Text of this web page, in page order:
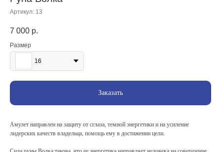
Артикул: 13
7 000 р.
Размер
16
Заказать
Амулет направлен на защиту от сглаза, темной энергетики и на усиление
лидерских качеств владельца, помощь ему в достижении цели.